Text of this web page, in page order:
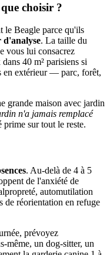
choisir ?
le Beagle parce qu'ils
d'analyse. La taille du
vous lui consacrez
40 m² parisiens si
en extérieur — parc, forêt,
grande maison avec jardin
n'a jamais remplacé
sur tout le reste.
. Au-delà de 4 à 5
de l'anxiété de
automutilation
de réorientation en refuge
prévoyez
même, un dog-sitter, un